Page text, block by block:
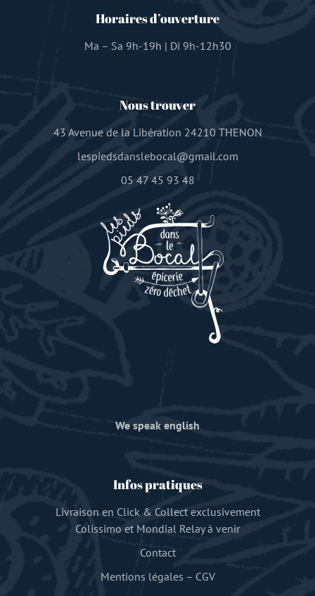
Horaires d’ouverture
Ma – Sa 9h-19h | Di 9h-12h30
Nous trouver
43 Avenue de la Libération 24210 THENON
lespiedsdanslebocal@gmail.com
05 47 45 93 48
We speak english
Infos pratiques
Livraison en Click & Collect exclusivement
Colissimo et Mondial Relay à venir
Contact
Mentions légales – CGV